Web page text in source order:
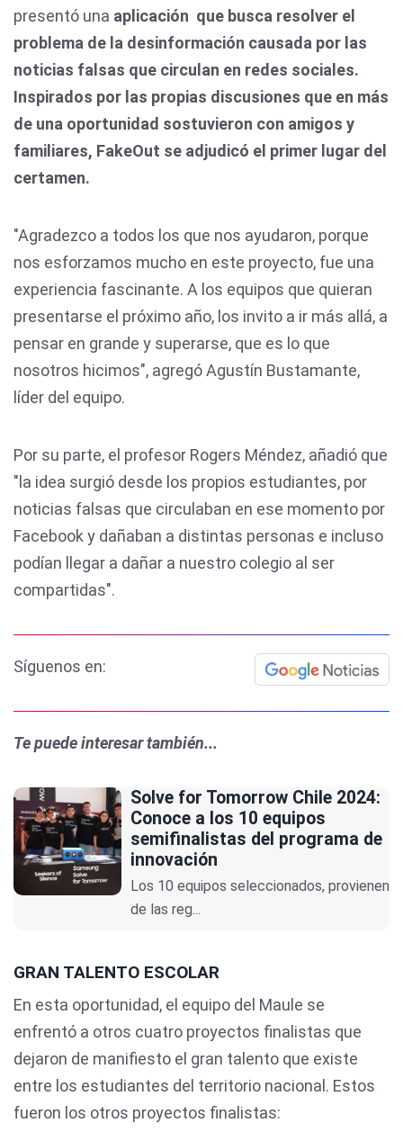
presentó una aplicación que busca resolver el
problema de la desinformación causada por las
noticias falsas que circulan en redes sociales.
Inspirados por las propias discusiones que en más
de una oportunidad sostuvieron con amigos y
familiares, FakeOut se adjudicó el primer lugar del
certamen.
"Agradezco a todos los que nos ayudaron, porque
nos esforzamos mucho en este proyecto, fue una
experiencia fascinante. A los equipos que quieran
presentarse el próximo año, los invito a ir más allá, a
pensar en grande y superarse, que es lo que
nosotros hicimos", agregó Agustín Bustamante,
líder del equipo.
Por su parte, el profesor Rogers Méndez, añadió que
"la idea surgió desde los propios estudiantes, por
noticias falsas que circulaban en ese momento por
Facebook y dañaban a distintas personas e incluso
podían llegar a dañar a nuestro colegio al ser
compartidas".
Síguenos en:
Te puede interesar también...
Solve for Tomorrow Chile 2024:
Conoce a los 10 equipos
semifinalistas del programa de
innovación
Los 10 equipos seleccionados, provienen
de las reg...
GRAN TALENTO ESCOLAR
En esta oportunidad, el equipo del Maule se
enfrentó a otros cuatro proyectos finalistas que
dejaron de manifiesto el gran talento que existe
entre los estudiantes del territorio nacional. Estos
fueron los otros proyectos finalistas: